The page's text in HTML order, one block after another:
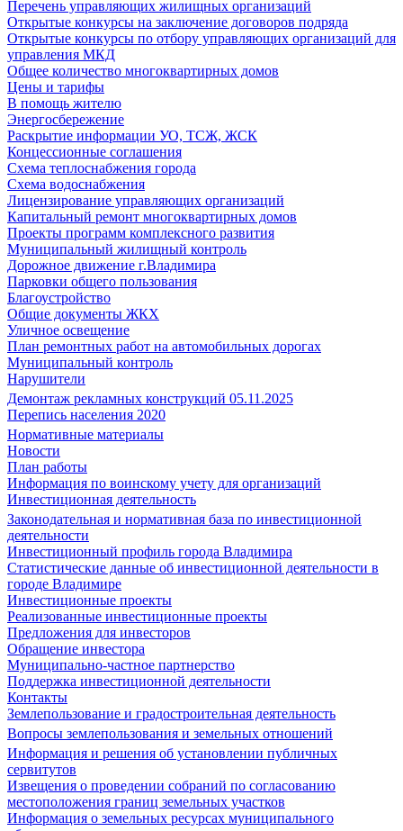
Перечень управляющих жилищных организаций
Открытые конкурсы на заключение договоров подряда
Открытые конкурсы по отбору управляющих организаций для
управления МКД
Общее количество многоквартирных домов
Цены и тарифы
В помощь жителю
Энергосбережение
Раскрытие информации УО, ТСЖ, ЖСК
Концессионные соглашения
Схема теплоснабжения города
Схема водоснабжения
Лицензирование управляющих организаций
Капитальный ремонт многоквартирных домов
Проекты программ комплексного развития
Муниципальный жилищный контроль
Дорожное движение г.Владимира
Парковки общего пользования
Благоустройство
Общие документы ЖКХ
Уличное освещение
План ремонтных работ на автомобильных дорогах
Муниципальный контроль
Нарушители
Демонтаж рекламных конструкций 05.11.2025
Перепись населения 2020
Нормативные материалы
Новости
План работы
Информация по воинскому учету для организаций
Инвестиционная деятельность
Законодательная и нормативная база по инвестиционной
деятельности
Инвестиционный профиль города Владимира
Статистические данные об инвестиционной деятельности в
городе Владимире
Инвестиционные проекты
Реализованные инвестиционные проекты
Предложения для инвесторов
Обращение инвестора
Муниципально-частное партнерство
Поддержка инвестиционной деятельности
Контакты
Землепользование и градостроительная деятельность
Вопросы землепользования и земельных отношений
Информация и решения об установлении публичных
сервитутов
Извещения о проведении собраний по согласованию
местоположения границ земельных участков
Информация о земельных ресурсах муниципального